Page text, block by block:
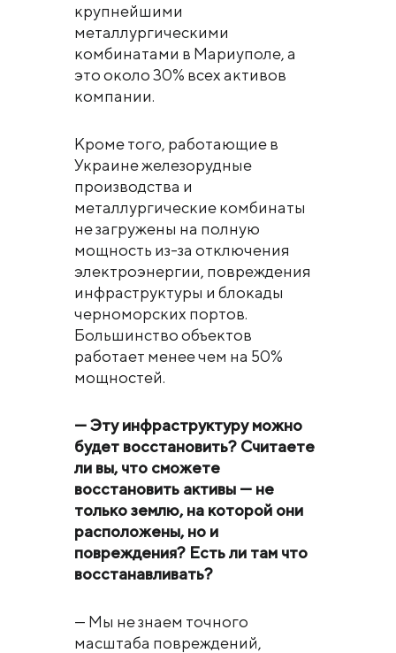
крупнейшими
металлургическими
комбинатами в Мариуполе, а
это около 30% всех активов
компании.
Кроме того, работающие в
Украине железорудные
производства и
металлургические комбинаты
не загружены на полную
мощность из-за отключения
электроэнергии, повреждения
инфраструктуры и блокады
черноморских портов.
Большинство объектов
работает менее чем на 50%
мощностей.
— Эту инфраструктуру можно
будет восстановить? Считаете
ли вы, что сможете
восстановить активы — не
только землю, на которой они
расположены, но и
повреждения? Есть ли там что
восстанавливать?
— Мы не знаем точного
масштаба повреждений,